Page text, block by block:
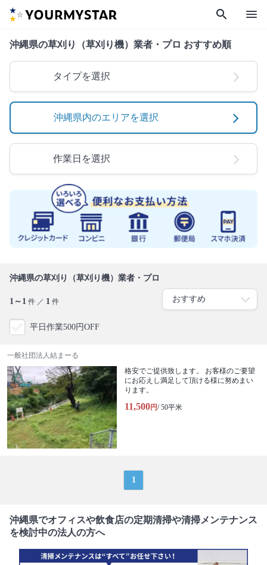
search menu
沖縄県の草刈り（草刈り機）業者・プロ おすすめ順
タイプを選択
沖縄県内のエリアを選択
作業日を選択
沖縄県の草刈り（草刈り機）業者・プロ
1～1 件 ／ 1 件
平日作業500円OFF
一般社団法人結まーる
格安でご提供致します。 お客様のご要望
にお応えし満足して頂ける様に努めまい
ります。
11,500円/ 50平米
1
沖縄県でオフィスや飲食店の定期清掃や清掃メンテナンス
を検討中の法人の方へ